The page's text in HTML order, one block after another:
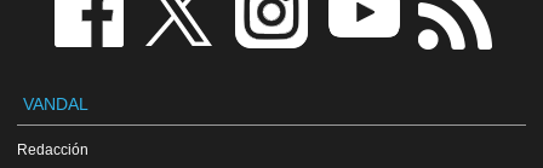
VANDAL
Redacción